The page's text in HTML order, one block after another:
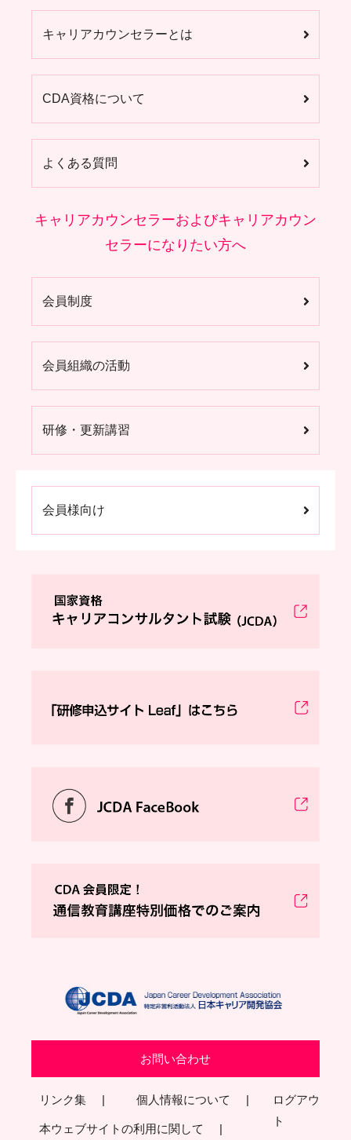
キャリアカウンセラーとは
CDA資格について
よくある質問
キャリアカウンセラーおよびキャリアカウン
セラーになりたい方へ
会員制度
会員組織の活動
研修・更新講習
会員様向け
お問い合わせ
リンク集 個人情報について
本ウェブサイトの利用に関して
ログアウ
ト